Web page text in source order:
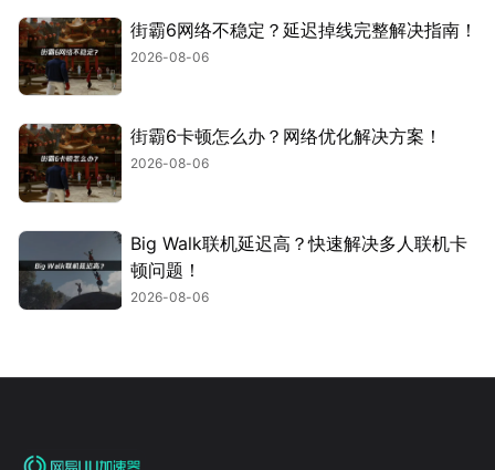
街霸6网络不稳定？延迟掉线完整解决指南！
2026-08-06
街霸6卡顿怎么办？网络优化解决方案！
2026-08-06
Big Walk联机延迟高？快速解决多人联机卡
顿问题！
2026-08-06